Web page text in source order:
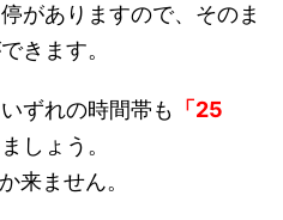
がありますので、そのま
きます。
ずれの時間帯も 「25
しょう。
来ません。